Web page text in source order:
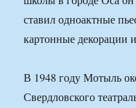
ставил одноактные
картонные декорации
В 1948 году Мотыль
Свердловского